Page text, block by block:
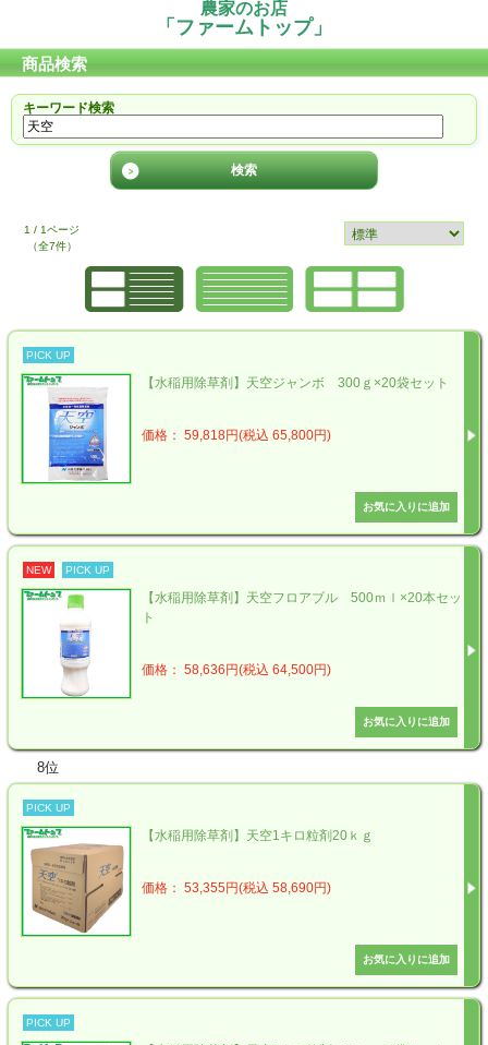
農家のお店
「ファームトップ」
商品検索
キーワード検索
1 / 1ページ
（全7件）
PICK UP
【水稲用除草剤】天空ジャンボ 300ｇ×20袋セット
価格： 59,818円(税込 65,800円)
NEW PICK UP
【水稲用除草剤】天空フロアブル 500ｍｌ×20本セッ
ト
価格： 58,636円(税込 64,500円)
8位
PICK UP
【水稲用除草剤】天空1キロ粒剤20ｋｇ
価格： 53,355円(税込 58,690円)
PICK UP